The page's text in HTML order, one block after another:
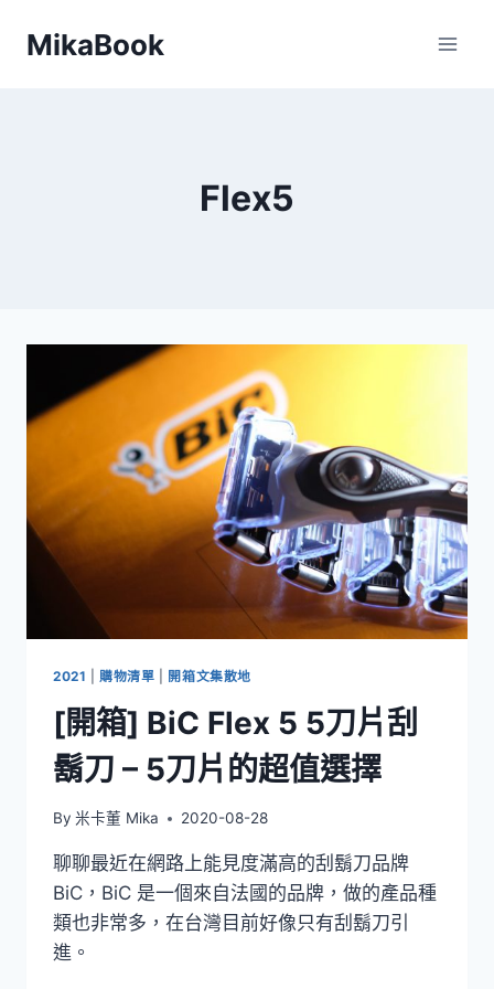
MikaBook
Flex5
2021 購物清單 開箱文集散地
[開箱] BiC Flex 5 5刀片刮
鬍刀 – 5刀片的超值選擇
By 米卡董 Mika 2020-08-28
聊聊最近在網路上能見度滿高的刮鬍刀品牌
BiC，BiC 是一個來自法國的品牌，做的產品種
類也非常多，在台灣目前好像只有刮鬍刀引
進。